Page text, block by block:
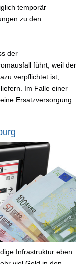
temporär
zu den
der
führt, weil der
verpflichtet ist,
Im Falle einer
Ersatzversorgung
Infrastruktur eben